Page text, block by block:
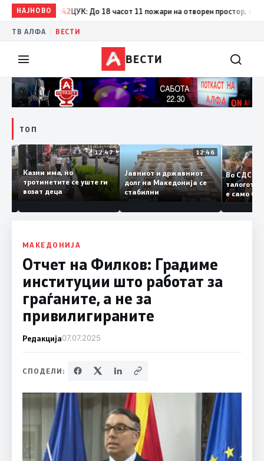
НАЈНОВО
17:42 ЦУК: До 18 часот 11 пожари на отворен простор, од кои
ТВ АЛФА ВЕСТИ
ВЕСТИ
ТОП
12:50
и
12:47
Казни има, но
тротинетите се уште ги
возат деца
12:46
Јавниот и државниот
долг на Македонија се
стабилни
Во
е само
копија
Заев
МАКЕДОНИЈА
Отчет на Филков: Градиме
институции што работат за
граѓаните, а не за
привилигираните
Редакција07.07.2025
СПОДЕЛИ: